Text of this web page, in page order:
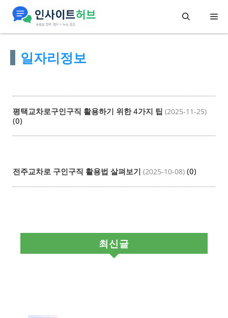
메
일자리정보
평택교차로구인구직 활용하기 위한 4가지 팁 (2025-11-25)
(0)
전주교차로 구인구직 활용법 살펴보기 (2025-10-08) (0)
최신글